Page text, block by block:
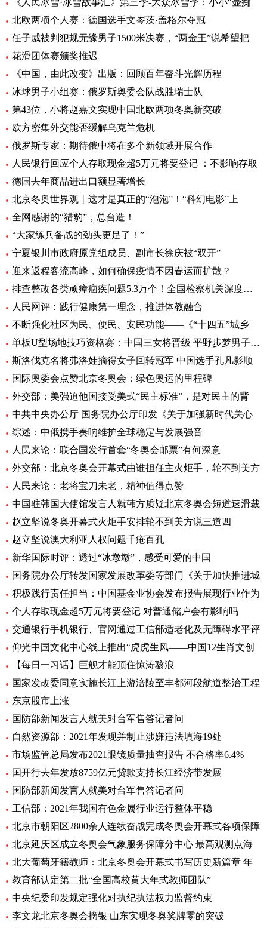
《人民冰雪·冰雪故事汇》第三季-大众冰雪季：小小“壶痴
北欧两项个人赛：德国选手文岑茨·盖格尔夺冠
任子威被判犯规无缘男子1500米决赛，“两金王”说希望把
花滑团体赛颁奖推迟
《中国，由此改变》出版：回顾百年奋斗光辉历程
冰球男子小组赛：俄罗斯奥委会队战胜瑞士队
第43位，小将赵嘉文实现中国北欧两项冬奥新突破
欧方密集外交能否缓解乌克兰危机
俄罗斯专家：期待俄中将在多个新领域开展合作
人民银行回应个人存取现金超5万元将要登记 ：不影响存取
德国去年商品进出口额显著增长
北京冬奥世界观丨这才是真正的“泡泡”！“科幻电影”上
全网感谢的“猎豹”，总台造！
“大家练兵备战的劲头更足了！”
宁夏银川市政府原党组成员、副市长徐庆被“双开”
迎来返程客流高峰，如何确保疫情不因春运而扩散？
排查整改各类顽瘴痼疾问题5.3万个！全国检察机关深度推进
人民网评：践行健康第一理念，推进体教融合
不断强化社区为民、便民、安民功能——《“十四五”城乡
单板U型场地技巧资格赛：中国三女将晋级 平野步梦男子头名
斯洛伐克名将弗洛娃摘得女子回转冠军 中国选手孔凡影顺
国际奥委会点赞北京冬奥会：绿色奥运的里程碑
外交部：美强迫他国接受美式“民主标准”，是对民主的背
中共中央办公厅 国务院办公厅印发《关于加强新时代关心
综述：中俄携手奏响维护全球稳定与发展强音
人民来论：联合国发行首套“冬奥会邮票”有何深意
外交部：北京冬奥会开幕式由谁担任主火炬手，轮不到美方
人民来论：老将宝刀未老，精神值得点赞
中国驻韩国大使馆发言人就韩方质疑北京冬奥会短道速滑裁
赵立坚说冬奥开幕式火炬手安排轮不到美方说三道四
赵立坚说澳大利亚人权问题千疮百孔
新华国际时评：透过“冰墩墩”，感受可爱的中国
国务院办公厅转发国家发展改革委等部门《关于加快推进城
积极践行责任担当：中国基金业协会发布报告展现行业作为
个人存取现金超5万元将要登记 对普通储户会有影响吗
交通银行手机银行、官网通过工信部适老化及无障碍水平评
仰光中国文化中心线上推出“虎虎生风——中国12生肖文创
【每日一习话】巨舰才能顶住惊涛骇浪
国家发改委同意实施长江上游涪陵至丰都河段航道整治工程
东京股市上涨
国防部新闻发言人就美对台军售答记者问
自然资源部：2021年发现并制止涉嫌违法填海19处
市场监管总局发布2021眼镜质量抽查报告 不合格率6.4%
国开行去年发放8759亿元贷款支持长江经济带发展
国防部新闻发言人就美对台军售答记者问
工信部：2021年我国有色金属行业运行整体平稳
北京市朝阳区2800余人连续奋战完成冬奥会开幕式各项保障
北京延庆区成立冬奥会气象服务保障分中心 最高观测点海
北大葡萄牙籍教师：北京冬奥会开幕式书写历史新篇章 年
教育部认定第二批“全国高校黄大年式教师团队”
中央纪委印发规定强化对执纪执法权力监督约束
李文龙北京冬奥会摘银 山东实现冬奥奖牌零的突破